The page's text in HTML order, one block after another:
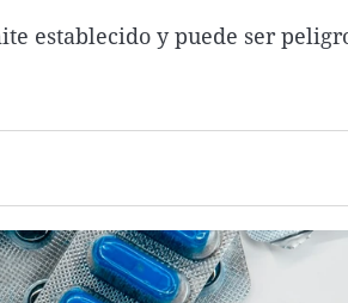
establecido y puede ser